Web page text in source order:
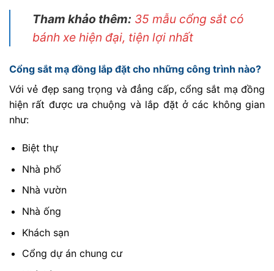
Tham khảo thêm: 35 mẫu cổng sắt có
bánh xe hiện đại, tiện lợi nhất
Cổng sắt mạ đồng lắp đặt cho những công trình nào?
Với vẻ đẹp sang trọng và đẳng cấp, cổng sắt mạ đồng
hiện rất được ưa chuộng và lắp đặt ở các không gian
như:
Biệt thự
Nhà phố
Nhà vườn
Nhà ống
Khách sạn
Cổng dự án chung cư